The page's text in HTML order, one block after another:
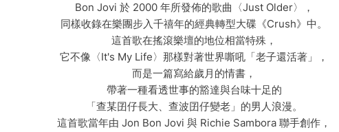
Bon Jovi 於 2000 年所發佈的歌曲〈Just Older〉，
同樣收錄在樂團步入千禧年的經典轉型大碟《Crush》中。
這首歌在搖滾樂壇的地位相當特殊，
它不像〈It's My Life〉那樣對著世界嘶吼「老子還活著」，
而是一篇寫給歲月的情書，
帶著一種看透世事的豁達與台味十足的
「查某囝仔長大、查波囝仔變老」的男人浪漫。
這首歌當年由 Jon Bon Jovi 與 Richie Sambora 聯手創作，